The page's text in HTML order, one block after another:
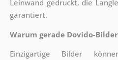
Leinwand gedruckt, die
garantiert.
Warum gerade Dovido-
Einzigartige Bilder